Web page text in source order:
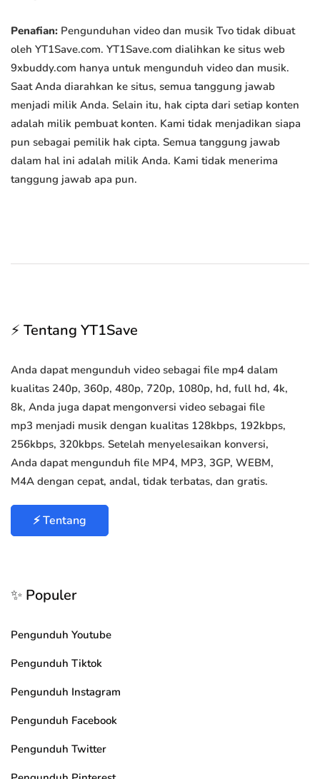
Penafian: Pengunduhan video dan musik Tvo tidak dibuat
oleh YT1Save.com. YT1Save.com dialihkan ke situs web
9xbuddy.com hanya untuk mengunduh video dan musik.
Saat Anda diarahkan ke situs, semua tanggung jawab
menjadi milik Anda. Selain itu, hak cipta dari setiap konten
adalah milik pembuat konten. Kami tidak menjadikan siapa
pun sebagai pemilik hak cipta. Semua tanggung jawab
dalam hal ini adalah milik Anda. Kami tidak menerima
tanggung jawab apa pun.
⚡ Tentang YT1Save
Anda dapat mengunduh video sebagai file mp4 dalam
kualitas 240p, 360p, 480p, 720p, 1080p, hd, full hd, 4k,
8k, Anda juga dapat mengonversi video sebagai file
mp3 menjadi musik dengan kualitas 128kbps, 192kbps,
256kbps, 320kbps. Setelah menyelesaikan konversi,
Anda dapat mengunduh file MP4, MP3, 3GP, WEBM,
M4A dengan cepat, andal, tidak terbatas, dan gratis.
⚡ Tentang
✨ Populer
Pengunduh Youtube
Pengunduh Tiktok
Pengunduh Instagram
Pengunduh Facebook
Pengunduh Twitter